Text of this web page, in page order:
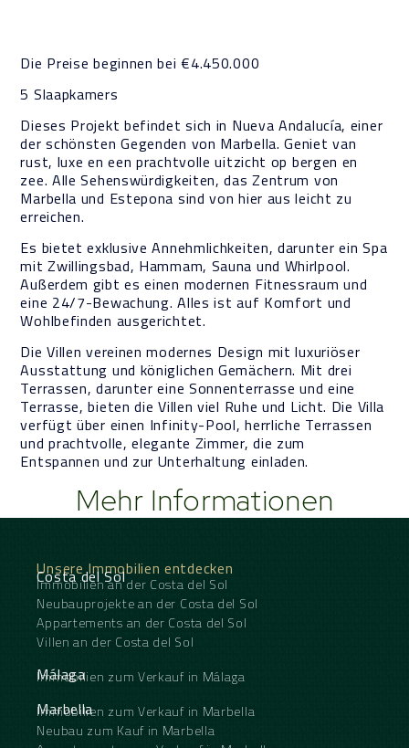
Die Preise beginnen bei €4.450.000
5 Slaapkamers
Dieses Projekt befindet sich in Nueva Andalucía, einer
der schönsten Gegenden von Marbella. Geniet van
rust, luxe en een prachtvolle uitzicht op bergen en
zee. Alle Sehenswürdigkeiten, das Zentrum von
Marbella und Estepona sind von hier aus leicht zu
erreichen.
Es bietet exklusive Annehmlichkeiten, darunter ein Spa
mit Zwillingsbad, Hammam, Sauna und Whirlpool.
Außerdem gibt es einen modernen Fitnessraum und
eine 24/7-Bewachung. Alles ist auf Komfort und
Wohlbefinden ausgerichtet.
Die Villen vereinen modernes Design mit luxuriöser
Ausstattung und königlichen Gemächern. Mit drei
Terrassen, darunter eine Sonnenterrasse und eine
Terrasse, bieten die Villen viel Ruhe und Licht. Die Villa
verfügt über einen Infinity-Pool, herrliche Terrassen
und prachtvolle, elegante Zimmer, die zum
Entspannen und zur Unterhaltung einladen.
Mehr Informationen
Unsere Immobilien entdecken
Costa del Sol
Immobilien an der Costa del Sol
Neubauprojekte an der Costa del Sol
Appartements an der Costa del Sol
Villen an der Costa del Sol
Málaga
Immobilien zum Verkauf in Málaga
Marbella
Immobilien zum Verkauf in Marbella
Neubau zum Kauf in Marbella